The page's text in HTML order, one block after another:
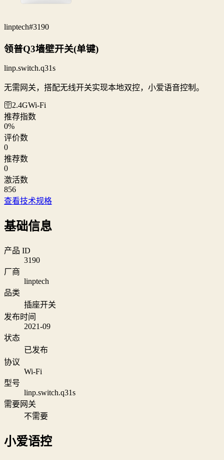
linptech#3190
领普Q3墙壁开关(单键)
linp.switch.q31s
无需网关，搭配无线开关实现本地双控，小爱语音控制。
🛜2.4GWi‑Fi
推荐指数
0%
评价数
0
推荐数
0
激活数
856
查看技术规格
基础信息
产品 ID
3190
厂商
linptech
品类
插座开关
发布时间
2021-09
状态
已发布
协议
Wi‑Fi
型号
linp.switch.q31s
需要网关
不需要
小爱语控